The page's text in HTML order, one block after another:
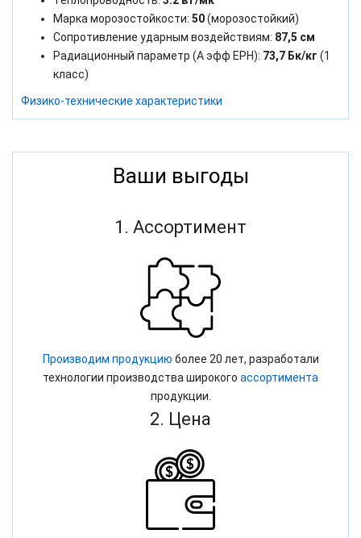
Марка морозостойкости: 50(морозостойкий)
Сопротивление ударным воздействиям: 87,5 см
Радиационный параметр (А эфф ЕРН): 73,7 Бк/кг (1
класс)
Физико-технические характеристики
Ваши выгоды
1. Ассортимент
Производим продукцию более 20 лет, разработали
технологии производства широкого ассортимента
продукции.
2. Цена